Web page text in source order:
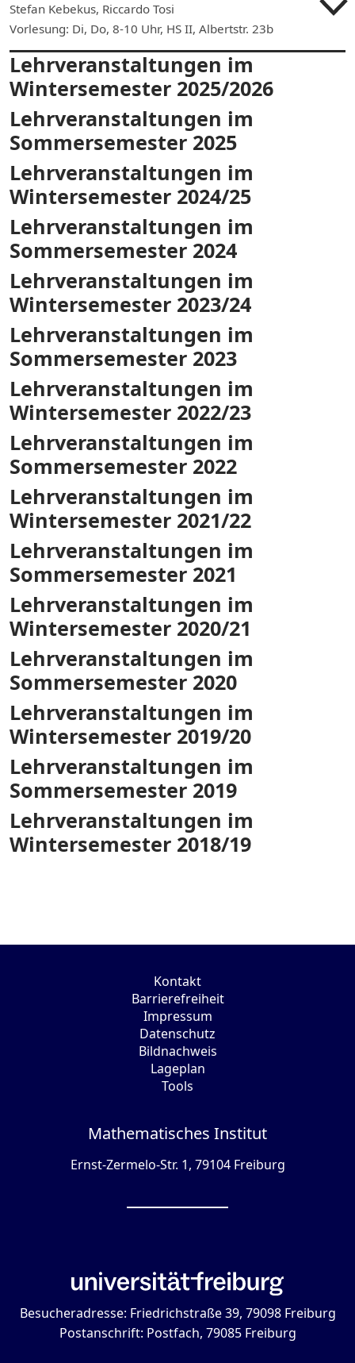
Stefan Kebekus, Riccardo Tosi
Vorlesung: Di, Do, 8-10 Uhr, HS II, Albertstr. 23b
Lehrveranstaltungen im
Wintersemester 2025/2026
Lehrveranstaltungen im
Sommersemester 2025
Lehrveranstaltungen im
Wintersemester 2024/25
Lehrveranstaltungen im
Sommersemester 2024
Lehrveranstaltungen im
Wintersemester 2023/24
Lehrveranstaltungen im
Sommersemester 2023
Lehrveranstaltungen im
Wintersemester 2022/23
Lehrveranstaltungen im
Sommersemester 2022
Lehrveranstaltungen im
Wintersemester 2021/22
Lehrveranstaltungen im
Sommersemester 2021
Lehrveranstaltungen im
Wintersemester 2020/21
Lehrveranstaltungen im
Sommersemester 2020
Lehrveranstaltungen im
Wintersemester 2019/20
Lehrveranstaltungen im
Sommersemester 2019
Lehrveranstaltungen im
Wintersemester 2018/19
Kontakt
Barrierefreiheit
Impressum
Datenschutz
Bildnachweis
Lageplan
Tools
Mathematisches Institut
Ernst-Zermelo-Str. 1, 79104 Freiburg
Besucheradresse: Friedrichstraße 39, 79098 Freiburg
Postanschrift: Postfach, 79085 Freiburg